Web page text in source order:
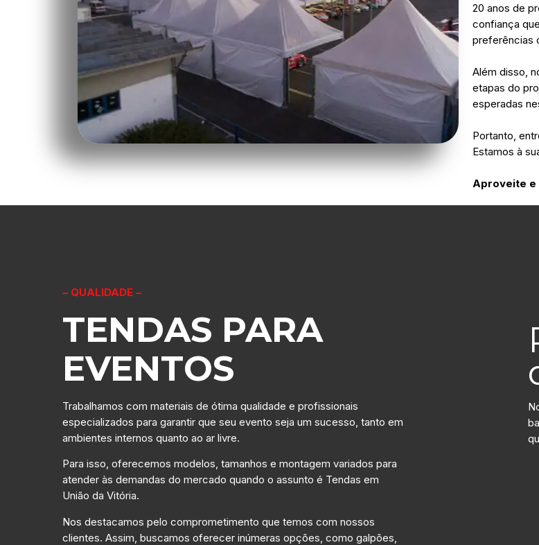
20 anos de
confiança
preferências
Além disso,
etapas do
esperadas
Portanto,
Estamos à
Aproveite e
– QUALIDADE –
TENDAS PARA
EVENTOS
Trabalhamos com materiais de ótima qualidade e profissionais
especializados para garantir que seu evento seja um sucesso, tanto em
ambientes internos quanto ao ar livre.
Para isso, oferecemos modelos, tamanhos e montagem variados para
atender às demandas do mercado quando o assunto é Tendas em
União da Vitória.
Nos destacamos pelo comprometimento que temos com nossos
clientes. Assim, buscamos oferecer inúmeras opções, como galpões,